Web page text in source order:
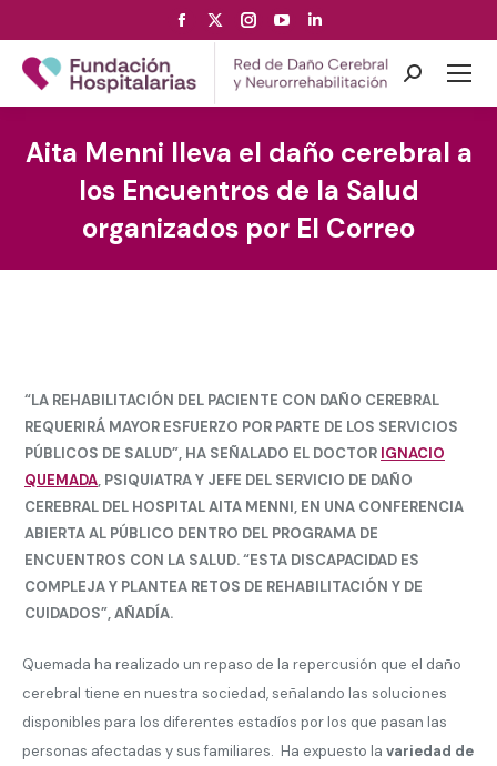
Facebook
page
opens
in
window
page
opens
in
window
Instagram
page
opens
in
window
YouTube
page
opens
in
window
page
opens
in
window
Buscar:
Aita Menni lleva el daño cerebral a
los Encuentros de la Salud
organizados por El Correo
“LA REHABILITACIÓN DEL PACIENTE CON DAÑO CEREBRAL
REQUERIRÁ MAYOR ESFUERZO POR PARTE DE LOS SERVICIOS
PÚBLICOS DE SALUD”, HA SEÑALADO EL DOCTOR IGNACIO
QUEMADA, PSIQUIATRA Y JEFE DEL SERVICIO DE DAÑO
CEREBRAL DEL HOSPITAL AITA MENNI, EN UNA CONFERENCIA
ABIERTA AL PÚBLICO DENTRO DEL PROGRAMA DE
ENCUENTROS CON LA SALUD. “ESTA DISCAPACIDAD ES
COMPLEJA Y PLANTEA RETOS DE REHABILITACIÓN Y DE
CUIDADOS”, AÑADÍA.
Quemada ha realizado un repaso de la repercusión que el daño
cerebral tiene en nuestra sociedad, señalando las soluciones
disponibles para los diferentes estadíos por los que pasan las
personas afectadas y sus familiares. Ha expuesto la variedad de